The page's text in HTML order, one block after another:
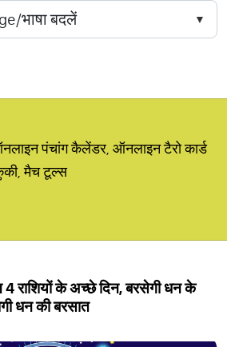
पंचांग कैलेंडर, ऑनलाइन टैरो कार्ड
मैच टूल्स
राशियों के अच्छे दिन, बरसेगी धन के
धन की बरसात